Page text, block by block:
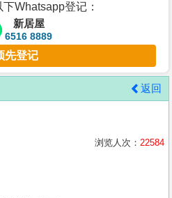
Whatsapp登记：
新居屋
6516 8889
先登记
返回
浏览人次： 22584